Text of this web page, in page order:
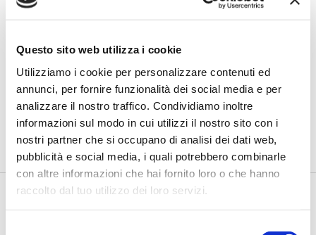
Questo sito web utilizza i cookie
Utilizziamo i cookie per personalizzare contenuti ed
annunci, per fornire funzionalità dei social media e per
analizzare il nostro traffico. Condividiamo inoltre
informazioni sul modo in cui utilizzi il nostro sito con i
nostri partner che si occupano di analisi dei dati web,
pubblicità e social media, i quali potrebbero combinarle
con altre informazioni che hai fornito loro o che hanno
raccolto dal tuo utilizzo dei loro servizi.
Fracassi (Multiply Group): "L’AI va
progettata dentro i processi,
insieme ai controlli”
di Flavio Padovan, Maddalena Libertini -I proof of concept
realizzati con l'AI funzionano. Spesso sorprendono per la
qualità ...